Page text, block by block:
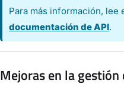
Para más información,
documentación de API.
Mejoras en la